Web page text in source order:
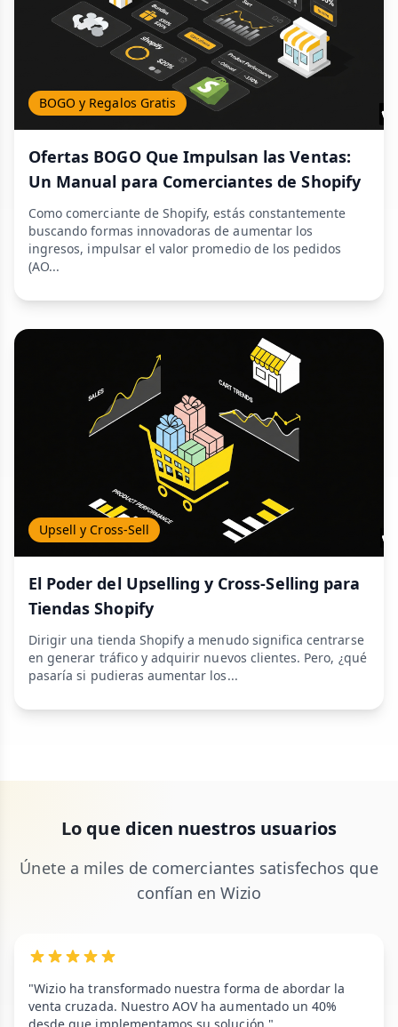
BOGO y Regalos Gratis
Ofertas BOGO Que Impulsan las Ventas:
Un Manual para Comerciantes de Shopify
Como comerciante de Shopify, estás constantemente
buscando formas innovadoras de aumentar los
ingresos, impulsar el valor promedio de los pedidos
(AO...
Upsell y Cross-Sell
El Poder del Upselling y Cross-Selling para
Tiendas Shopify
Dirigir una tienda Shopify a menudo significa centrarse
en generar tráfico y adquirir nuevos clientes. Pero, ¿qué
pasaría si pudieras aumentar los...
Lo que dicen nuestros usuarios
Únete a miles de comerciantes satisfechos que
confían en Wizio
"Wizio ha transformado nuestra forma de abordar la
venta cruzada. Nuestro AOV ha aumentado un 40%